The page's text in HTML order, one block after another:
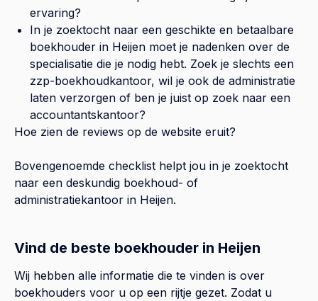
ervaring?
In je zoektocht naar een geschikte en betaalbare
boekhouder in Heijen moet je nadenken over de
specialisatie die je nodig hebt. Zoek je slechts een
zzp-boekhoudkantoor, wil je ook de administratie
laten verzorgen of ben je juist op zoek naar een
accountantskantoor?
Hoe zien de reviews op de website eruit?
Bovengenoemde checklist helpt jou in je zoektocht
naar een deskundig boekhoud- of
administratiekantoor in Heijen.
Vind de beste boekhouder in Heijen
Wij hebben alle informatie die te vinden is over
boekhouders voor u op een rijtje gezet. Zodat u